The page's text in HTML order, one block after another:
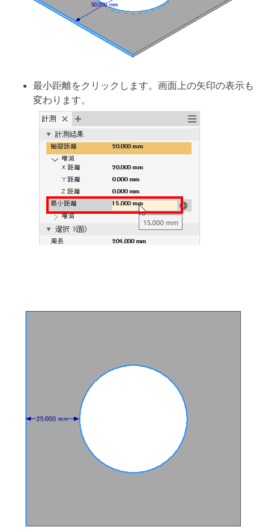
最小距離をクリックします。画面上の矢印の表示も
変わります。